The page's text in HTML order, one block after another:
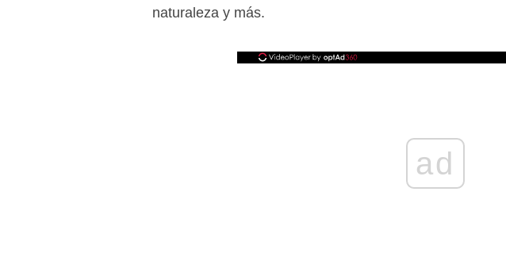
naturaleza y más.
ad